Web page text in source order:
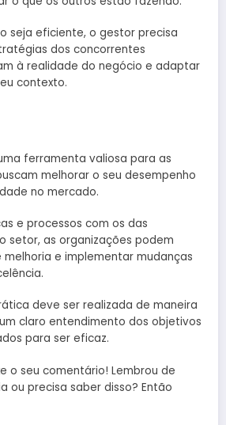
seja eficiente, o gestor precisa
dos concorrentes
à realidade do negócio e adaptar
contexto.
ferramenta valiosa para as
melhorar o seu desempenho
no mercado.
e processos com os das
setor, as organizações podem
e implementar mudanças
deve ser realizada de maneira
claro entendimento dos objetivos
para ser eficaz.
o seu comentário! Lembrou de
ou precisa saber disso? Então